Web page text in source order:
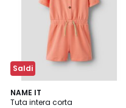
Saldi
NAME IT
Tuta intera corta